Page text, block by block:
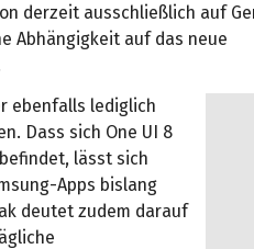
derzeit ausschließlich auf
Abhängigkeit auf das neue
ebenfalls lediglich
Dass sich One UI 8
lässt sich
Apps bislang
deutet zudem darauf